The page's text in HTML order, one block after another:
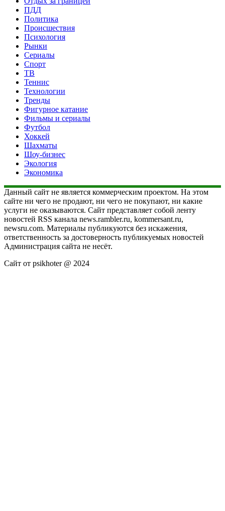
ПДД
Политика
Происшествия
Психология
Рынки
Сериалы
Спорт
ТВ
Теннис
Технологии
Тренды
Фигурное катание
Фильмы и сериалы
Футбол
Хоккей
Шахматы
Шоу-бизнес
Экология
Экономика
Данный сайт не является коммерческим проектом. На этом
сайте ни чего не продают, ни чего не покупают, ни какие
услуги не оказываются. Сайт представляет собой ленту
новостей RSS канала news.rambler.ru, kommersant.ru,
newsru.com. Материалы публикуются без искажения,
ответственность за достоверность публикуемых новостей
Администрация сайта не несёт.
Сайт от psikhoter @ 2024